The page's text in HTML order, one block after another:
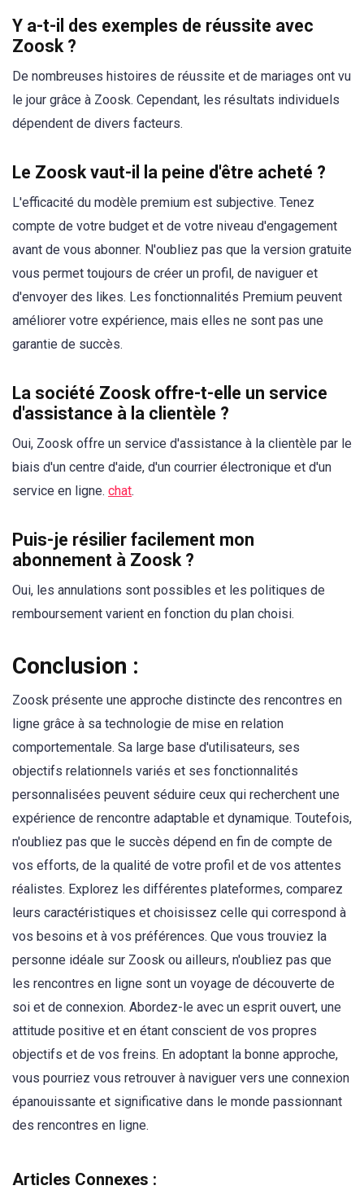
Y a-t-il des exemples de réussite avec
Zoosk ?
De nombreuses histoires de réussite et de mariages ont vu
le jour grâce à Zoosk. Cependant, les résultats individuels
dépendent de divers facteurs.
Le Zoosk vaut-il la peine d'être acheté ?
L'efficacité du modèle premium est subjective. Tenez
compte de votre budget et de votre niveau d'engagement
avant de vous abonner. N'oubliez pas que la version gratuite
vous permet toujours de créer un profil, de naviguer et
d'envoyer des likes. Les fonctionnalités Premium peuvent
améliorer votre expérience, mais elles ne sont pas une
garantie de succès.
La société Zoosk offre-t-elle un service
d'assistance à la clientèle ?
Oui, Zoosk offre un service d'assistance à la clientèle par le
biais d'un centre d'aide, d'un courrier électronique et d'un
service en ligne. chat.
Puis-je résilier facilement mon
abonnement à Zoosk ?
Oui, les annulations sont possibles et les politiques de
remboursement varient en fonction du plan choisi.
Conclusion :
Zoosk présente une approche distincte des rencontres en
ligne grâce à sa technologie de mise en relation
comportementale. Sa large base d'utilisateurs, ses
objectifs relationnels variés et ses fonctionnalités
personnalisées peuvent séduire ceux qui recherchent une
expérience de rencontre adaptable et dynamique. Toutefois,
n'oubliez pas que le succès dépend en fin de compte de
vos efforts, de la qualité de votre profil et de vos attentes
réalistes. Explorez les différentes plateformes, comparez
leurs caractéristiques et choisissez celle qui correspond à
vos besoins et à vos préférences. Que vous trouviez la
personne idéale sur Zoosk ou ailleurs, n'oubliez pas que
les rencontres en ligne sont un voyage de découverte de
soi et de connexion. Abordez-le avec un esprit ouvert, une
attitude positive et en étant conscient de vos propres
objectifs et de vos freins. En adoptant la bonne approche,
vous pourriez vous retrouver à naviguer vers une connexion
épanouissante et significative dans le monde passionnant
des rencontres en ligne.
Articles Connexes :